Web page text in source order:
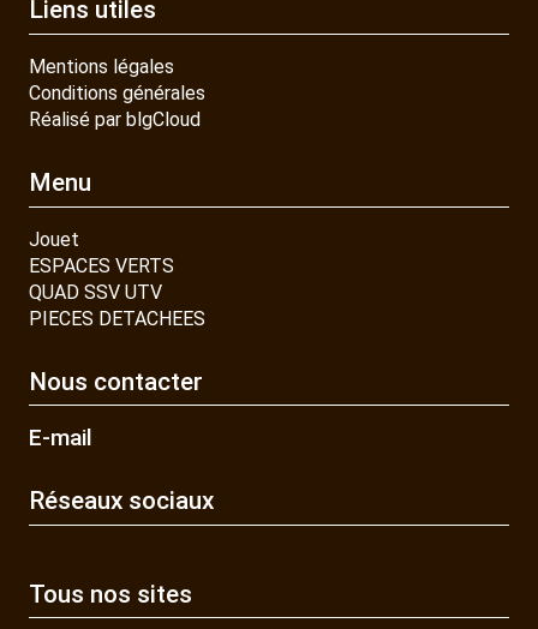
Liens utiles
Mentions légales
Conditions générales
Réalisé par blgCloud
Menu
Jouet
ESPACES VERTS
QUAD SSV UTV
PIECES DETACHEES
Nous contacter
E-mail
Réseaux sociaux
Tous nos sites